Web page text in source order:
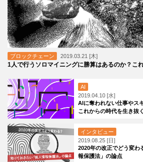
ブロックチェーン 2019.03.21 [木]
1人で行うソロマイニングに勝算はあるのか？こ
AI
2019.04.10 [水]
AIに奪われない仕事やス
これからの時代を生き抜
インタビュー
2019.08.25 [日]
2020年の改正でどう変わ
報保護法」の論点